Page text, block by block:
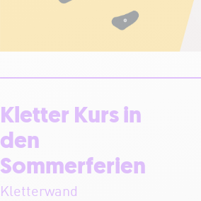
Kletter Kurs in
den
Sommerferien
Kletterwand